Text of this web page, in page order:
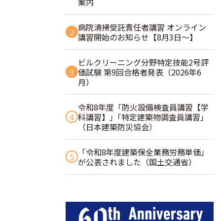
2 病院清掃受託責任者講習 オンライン
講習開始のお知らせ【8月3日～】
3
ビルクリーニング分野特定技能2号評
価試験 第9回合格者発表（2026年6
月）
4
令和8年度「防火設備検査員講習【学
科講習】」｢特定建築物調査員講習｣
（日本建築防災協会）
5
「令和8年度建築保全業務労務単価」
が公表されました（国土交通省）